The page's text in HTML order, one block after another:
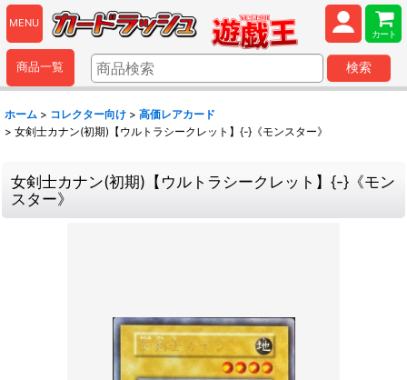
MENU
カート
商品一覧 検索
ホーム > コレクター向け > 高価レアカード
> 女剣士カナン(初期)【ウルトラシークレット】{-}《モンスター》
女剣士カナン(初期)【ウルトラシークレット】{-}《モン
スター》